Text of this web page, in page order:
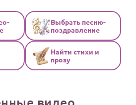
Выбрать песню-
поздравление
Найти стихи и
прозу